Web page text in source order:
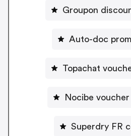
Groupon
Auto-doc
Topachat
Nocibe
Superdry FR